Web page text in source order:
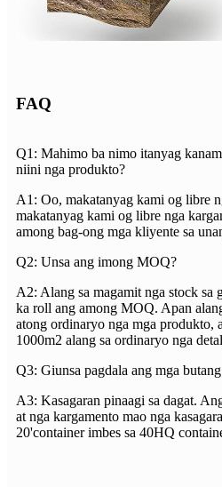
FAQ
Q1: Mahimo ba nimo itanyag
niini nga produkto?
A1: Oo, makatanyag kami og libre
makatanyag kami og libre nga
among bag-ong mga kliyente sa
Q2: Unsa ang imong MOQ?
A2: Alang sa magamit nga stock sa
ka roll ang among MOQ. Apan
atong ordinaryo nga mga produkto,
1000m2 alang sa ordinaryo nga
Q3: Giunsa pagdala ang mga
A3: Kasagaran pinaagi sa dagat.
at nga kargamento mao nga
20'container imbes sa 40HQ